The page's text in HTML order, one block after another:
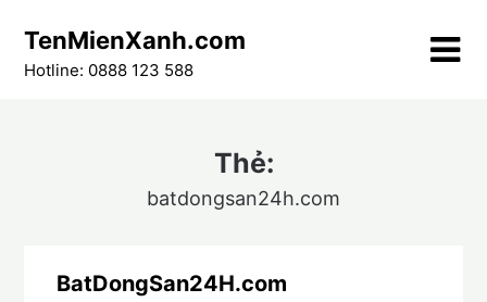
content
TenMienXanh.com
Hotline: 0888 123 588
Thẻ:
batdongsan24h.com
BatDongSan24H.com